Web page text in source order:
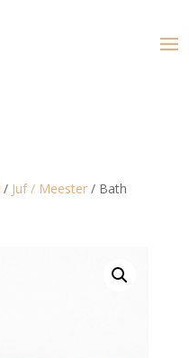
/ Juf / Meester/ Bath